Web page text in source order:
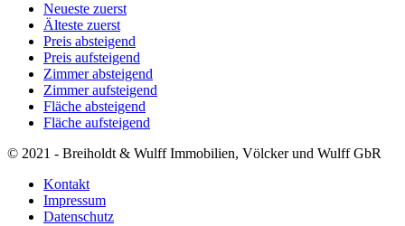
Neueste zuerst
Älteste zuerst
Preis absteigend
Preis aufsteigend
Zimmer absteigend
Zimmer aufsteigend
Fläche absteigend
Fläche aufsteigend
© 2021 - Breiholdt & Wulff Immobilien, Völcker und Wulff GbR
Kontakt
Impressum
Datenschutz